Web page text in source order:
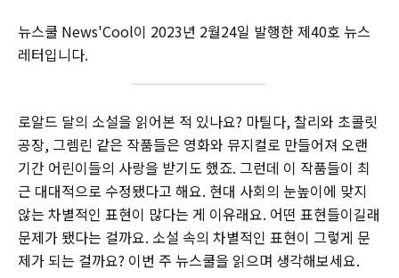
뉴스쿨 News'Cool이 2023년 2월24일 발행한 제40호 뉴스
레터입니다.
로알드 달의 소설을 읽어본 적 있나요? 마틸다, 찰리와 초콜릿
공장, 그렘린 같은 작품들은 영화와 뮤지컬로 만들어져 오랜
기간 어린이들의 사랑을 받기도 했죠. 그런데 이 작품들이 최
근 대대적으로 수정됐다고 해요. 현대 사회의 눈높이에 맞지
않는 차별적인 표현이 많다는 게 이유래요. 어떤 표현들이길래
문제가 됐다는 걸까요. 소설 속의 차별적인 표현이 그렇게 문
제가 되는 걸까요? 이번 주 뉴스쿨을 읽으며 생각해보세요.